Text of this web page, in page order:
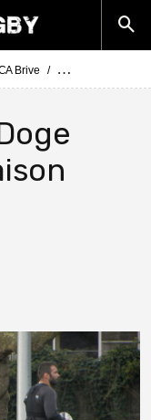
Brive Actus Transferts